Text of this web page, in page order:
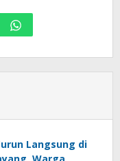
Langsung di